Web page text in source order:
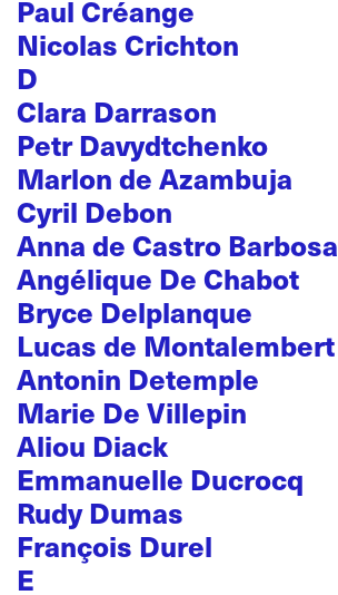
Paul Créange
Nicolas Crichton
D
Clara Darrason
Petr Davydtchenko
Marlon de Azambuja
Cyril Debon
Anna de Castro Barbosa
Angélique De Chabot
Bryce Delplanque
Lucas de Montalembert
Antonin Detemple
Marie De Villepin
Aliou Diack
Emmanuelle Ducrocq
Rudy Dumas
François Durel
E